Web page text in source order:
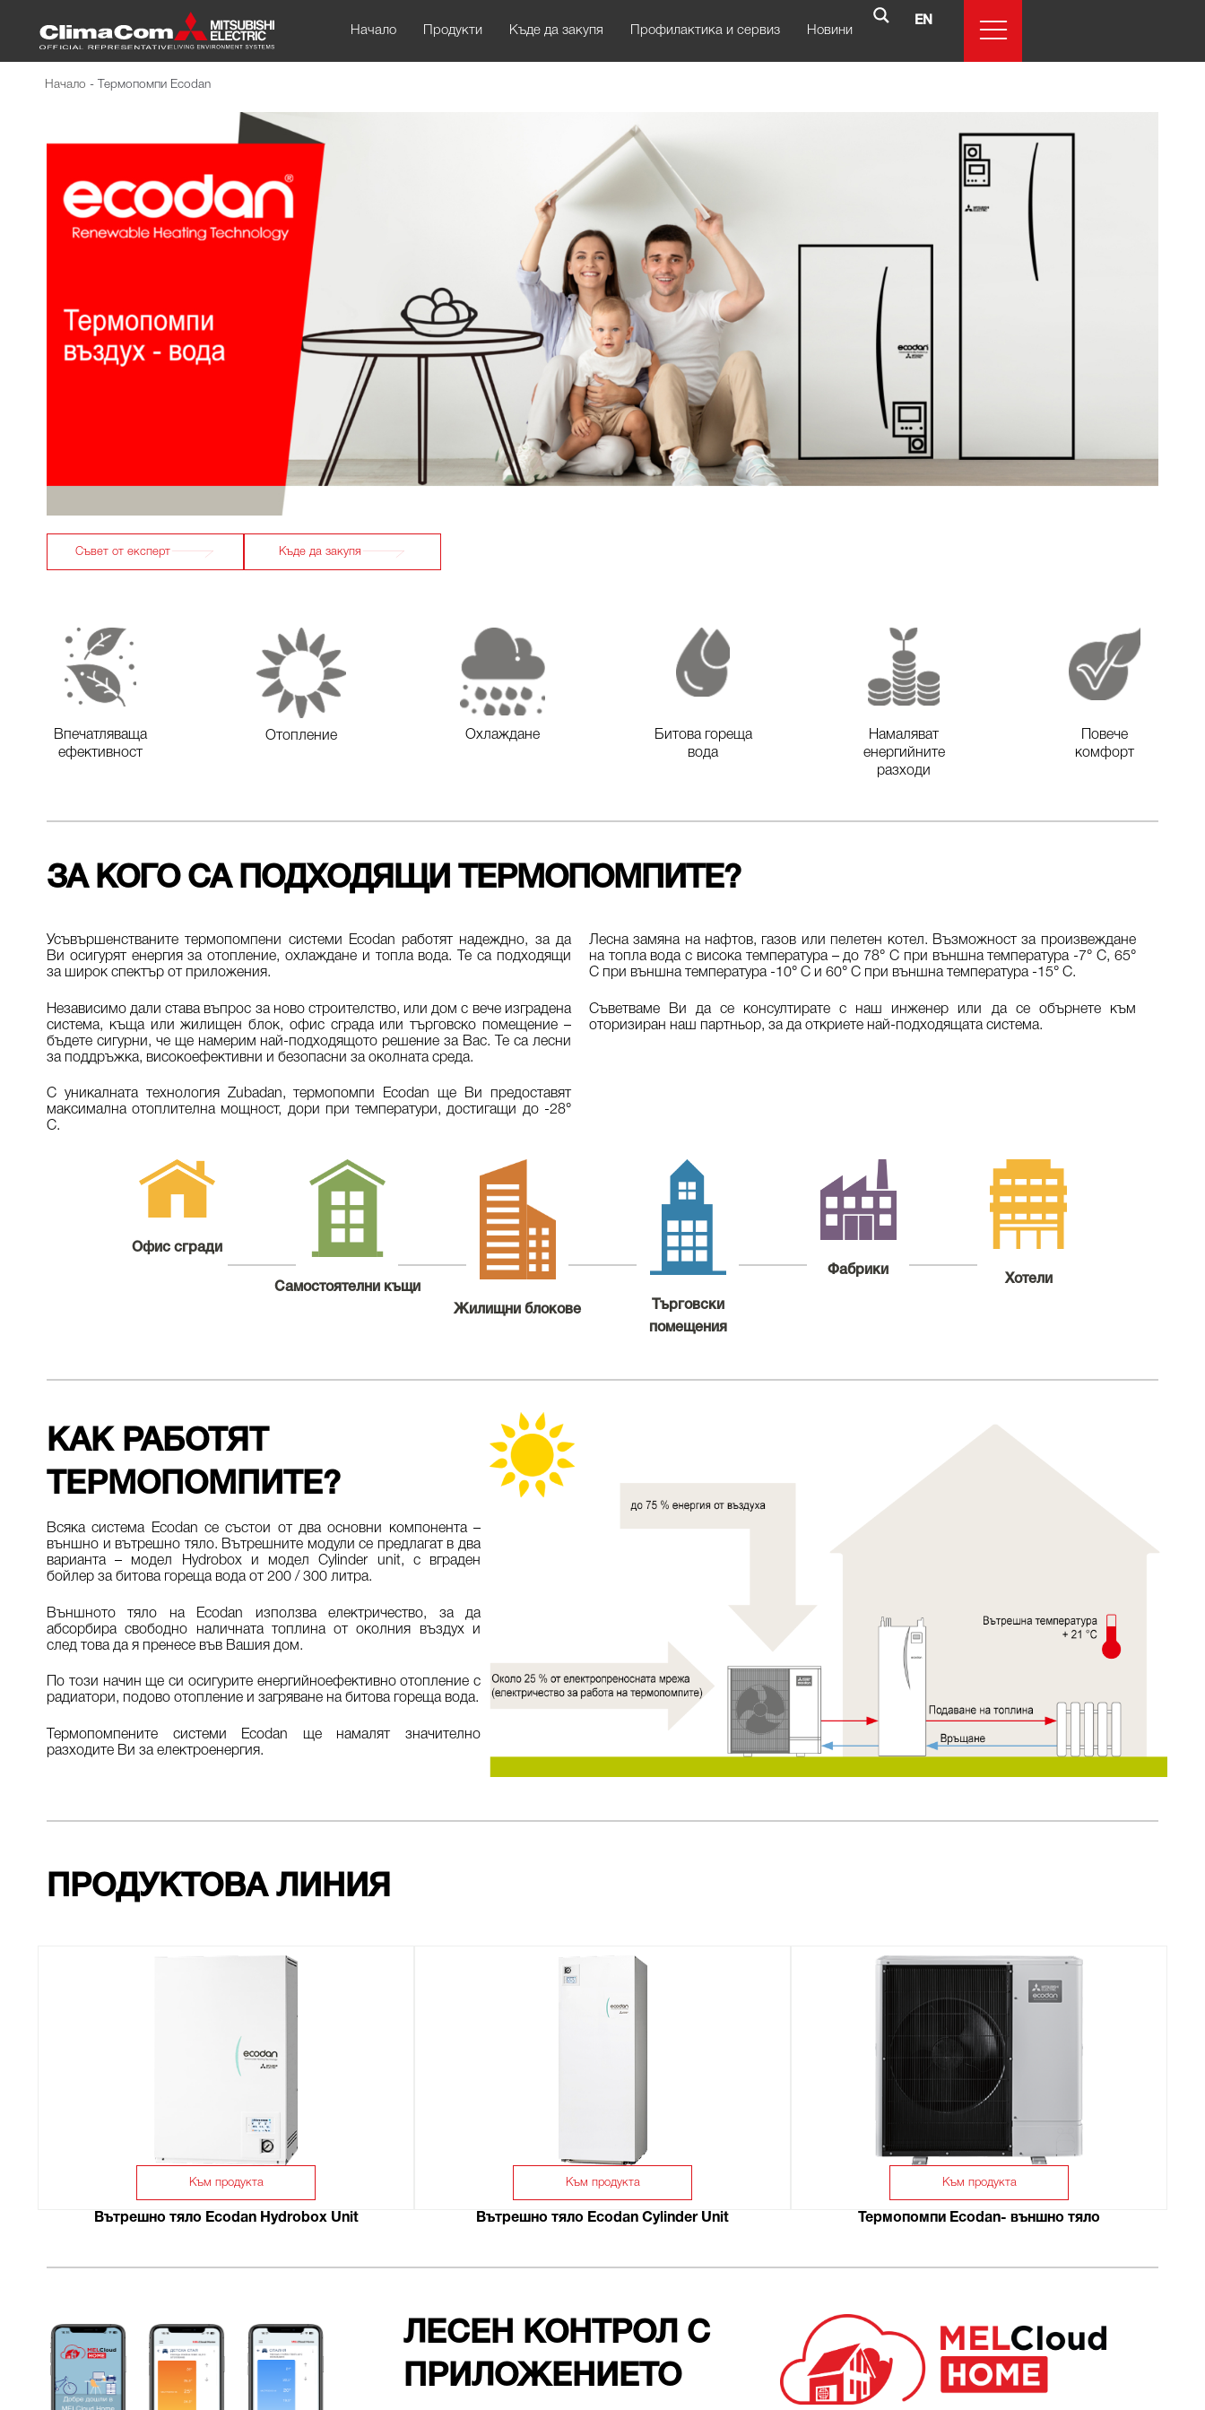
Начало Продукти Къде да закупя Профилактика и сервиз Новини
EN
Начало - Термопомпи Ecodan
Съвет от експерт Къде да закупя
Впечатляваща
ефективност
Отопление Охлаждане
Битова гореща
вода
Намаляват
енергийните
разходи
Повече
комфорт
ЗА КОГО СА ПОДХОДЯЩИ ТЕРМОПОМПИТЕ?
Усъвършенстваните термопомпени системи Ecodan работят надеждно, за да
Ви осигурят енергия за отопление, охлаждане и топла вода. Те са подходящи
за широк спектър от приложения.
Независимо дали става въпрос за ново строителство, или дом с вече изградена
система, къща или жилищен блок, офис сграда или търговско помещение –
бъдете сигурни, че ще намерим най-подходящото решение за Вас. Те са лесни
за поддръжка, високоефективни и безопасни за околната среда.
С уникалната технология Zubadan, термопомпи Ecodan ще Ви предоставят
максимална отоплителна мощност, дори при температури, достигащи до -28°
С.
Лесна замяна на нафтов, газов или пелетен котел. Възможност за произвеждане
на топла вода с висока температура – до 78° С при външна температура -7° С, 65°
С при външна температура -10° С и 60° С при външна температура -15° С.
Съветваме Ви да се консултирате с наш инженер или да се обърнете към
оторизиран наш партньор, за да откриете най-подходящата система.
Офис сгради
Самостоятелни къщи
Жилищни блокове
Търговски
помещения
Фабрики
Хотели
КАК РАБОТЯТ
ТЕРМОПОМПИТЕ?​
Всяка система Ecodan се състои от два основни компонента –
външно и вътрешно тяло. Вътрешните модули се предлагат в два
варианта – модел Hydrobox и модел Cylinder unit, с вграден
бойлер за битова гореща вода от 200 / 300 литра.
Външното тяло на Ecodan използва електричество, за да
абсорбира свободно наличната топлина от околния въздух и
след това да я пренесе във Вашия дом.
По този начин ще си осигурите енергийноефективно отопление с
радиатори, подово отопление и загряване на битова гореща вода.
Термопомпените системи Ecodan ще намалят значително
разходите Ви за електроенергия.
ПРОДУКТОВА ЛИНИЯ
Към продукта
Вътрешно тяло Ecodan Hydrobox Unit
Към продукта
Вътрешно тяло Ecodan Cylinder Unit
Към продукта
Термопомпи Ecodan- външно тяло
ЛЕСЕН КОНТРОЛ С
ПРИЛОЖЕНИЕТО